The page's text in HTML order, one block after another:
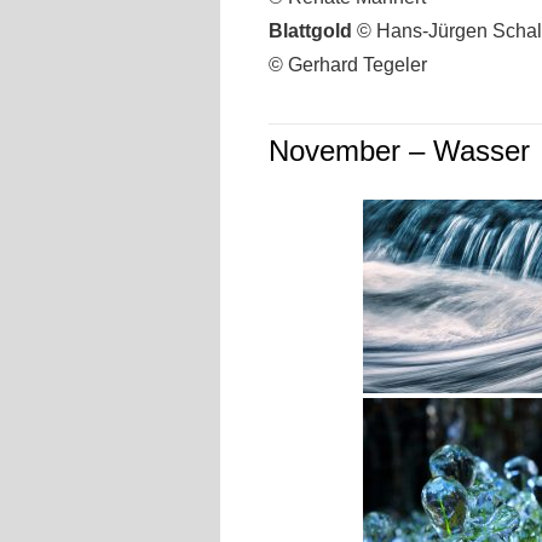
Blattgold © Hans-Jürgen
© Gerhard Tegeler
November – Wasser